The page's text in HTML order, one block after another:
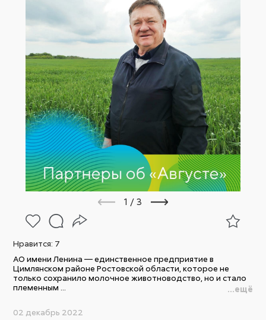
1 / 3
Нравится: 7
АО имени Ленина — единственное предприятие в
Цимлянском районе Ростовской области, которое не
только сохранило молочное животноводство, но и стало
племенным ...
...ещё
02 декабрь 2022